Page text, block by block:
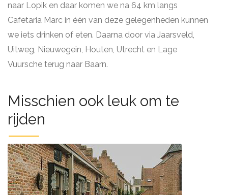
naar Lopik en daar komen we na 64 km langs
Cafetaria Marc in één van deze gelegenheden kunnen
we iets drinken of eten. Daarna door via Jaarsveld,
Uitweg, Nieuwegein, Houten, Utrecht en Lage
Vuursche terug naar Baarn.
Misschien ook leuk om te
rijden